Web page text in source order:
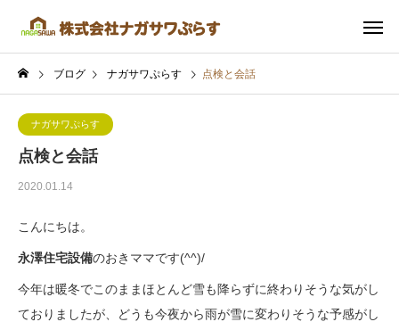
ブログ ナガサワぷらす 点検と会話
ナガサワぷらす
点検と会話
2020.01.14
こんにちは。
永澤住宅設備のおきママです(^^)/
今年は暖冬でこのままほとんど雪も降らずに終わりそうな気がし
ておりましたが、どうも今夜から雨が雪に変わりそうな予感がし